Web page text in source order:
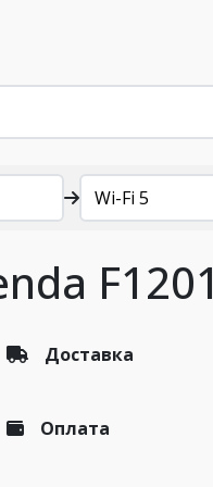
Wi-Fi 5
F1201
Доставка
Оплата